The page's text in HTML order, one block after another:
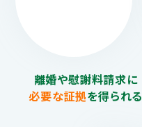
離婚や慰謝料請求に
必要な証拠を得られる